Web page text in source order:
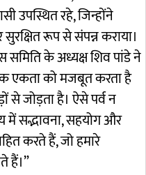
उपस्थित रहे, जिन्होंने
रूप से संपन्न कराया।
समिति के अध्यक्ष शिव पांडे ने
एकता को मजबूत करता है
से जोड़ता है। ऐसे पर्व न
सद्भावना, सहयोग और
करते हैं, जो हमारे
हैं।”